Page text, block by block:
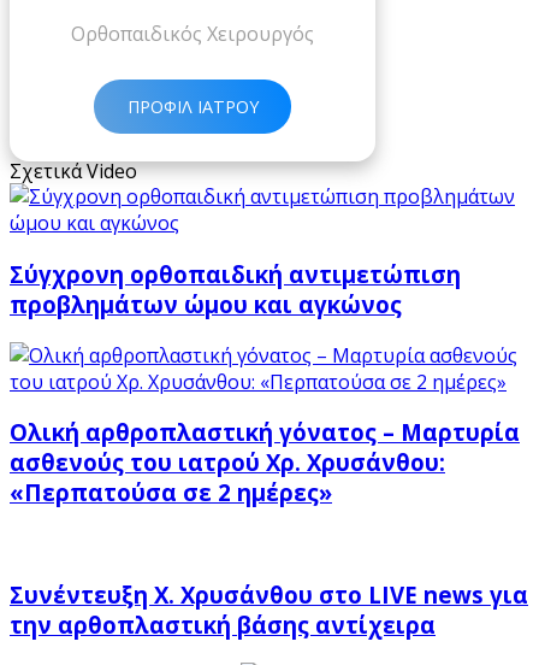
Ορθοπαιδικός Χειρουργός
ΠΡΟΦΙΛ ΙΑΤΡΟΥ
Σχετικά Video
Σύγχρονη ορθοπαιδική αντιμετώπιση
προβλημάτων ώμου και αγκώνος
Ολική αρθροπλαστική γόνατος – Μαρτυρία
ασθενούς του ιατρού Χρ. Χρυσάνθου:
«Περπατούσα σε 2 ημέρες»
Συνέντευξη Χ. Χρυσάνθου στο LIVE news για
την αρθοπλαστική βάσης αντίχειρα